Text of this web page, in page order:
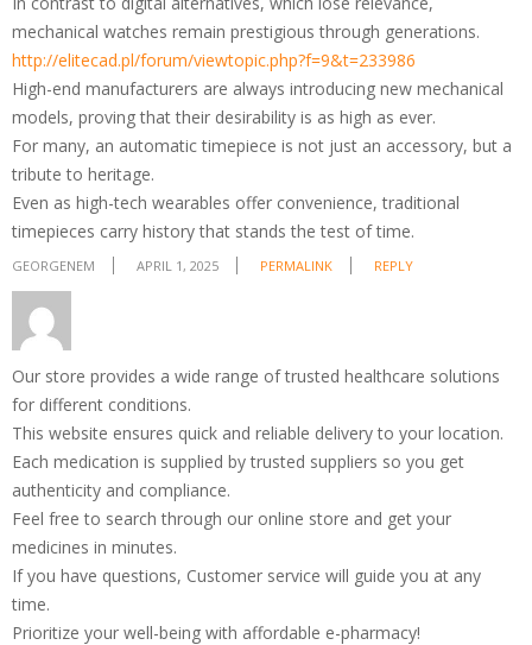
mechanical watches remain prestigious through generations.
http://elitecad.pl/forum/viewtopic.php?f=9&t=233986
High-end manufacturers are always introducing new mechanical
models, proving that their desirability is as high as ever.
For many, an automatic timepiece is not just an accessory, but a
tribute to heritage.
Even as high-tech wearables offer convenience, traditional
timepieces carry history that stands the test of time.
GEORGENEM APRIL 1, 2025 PERMALINK REPLY
Our store provides a wide range of trusted healthcare solutions
for different conditions.
This website ensures quick and reliable delivery to your location.
Each medication is supplied by trusted suppliers so you get
authenticity and compliance.
Feel free to search through our online store and get your
medicines in minutes.
If you have questions, Customer service will guide you at any
time.
Prioritize your well-being with affordable e-pharmacy!